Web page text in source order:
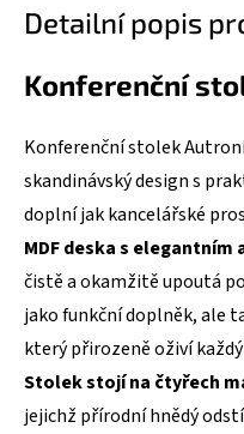
Detailní popis
Konferenční
Konferenční stolek
skandinávský design s
doplní jak kancelářské
MDF deska s
čistě a okamžitě upoutá
jako funkční doplněk, ale
který přirozeně oživí
Stolek stojí na čtyřech
jejichž přírodní hnědý